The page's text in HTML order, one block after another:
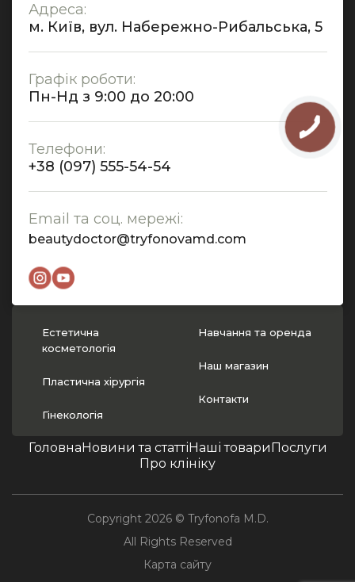
Естетична
косметологія
Пластична хірургія
Гінекологія
Навчання та оренда
Наш магазин
Контакти
ГоловнаНовини та статтіНаші товариПослуги
Про клініку
Адреса:
м. Київ, вул. Набережно-Рибальська, 5
Графік роботи:
Пн-Нд з 9:00 до 20:00
Телефони:
+38 (097) 555-54-54
Email та соц. мережі:
beautydoctor@tryfonovamd.com
Copyright 2026 © Tryfonofa M.D.
All Rights Reserved
Карта сайту